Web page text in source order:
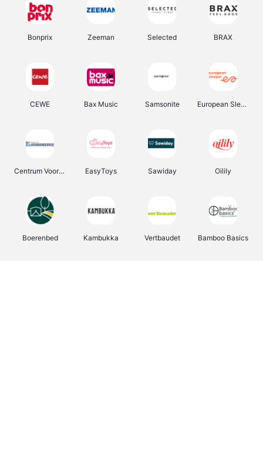
Bonprix Zeeman Selected BRAX
CEWE Bax Music Samsonite European Sleeper
Centrum Voor Avondonderwijs EasyToys Sawiday Oilily
Boerenbed Kambukka Vertbaudet Bamboo Basics